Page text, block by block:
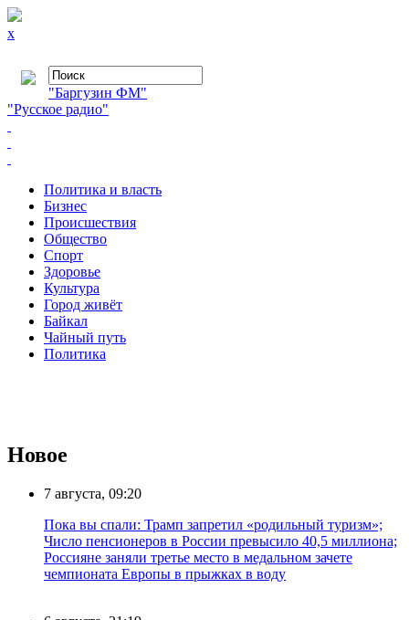
x
"Баргузин ФМ"
"Русское радио"
Политика и власть
Бизнес
Происшествия
Общество
Cпорт
Здоровье
Культура
Город живёт
Байкал
Чайный путь
Политика
Новое
7 августа, 09:20
Пока вы спали: Трамп запретил «родильный туризм»;
Число пенсионеров в России превысило 40,5 миллиона;
Россияне заняли третье место в медальном зачете
чемпионата Европы в прыжках в воду